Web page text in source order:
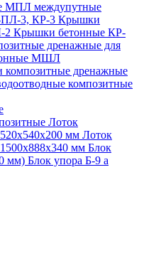
МПЛ междупутные
3, КР-3 Крышки
2 Крышки бетонные КР-
дренажные для
МШЛ
композитные дренажные
композитные
Лоток
мм Лоток
мм Блок
мм) Блок упора Б-9 а